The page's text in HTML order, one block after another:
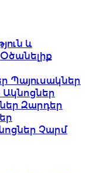
և
Օծանելիք
Պայուսակներ
Ակնոցներ
Զարդեր
Չարմ